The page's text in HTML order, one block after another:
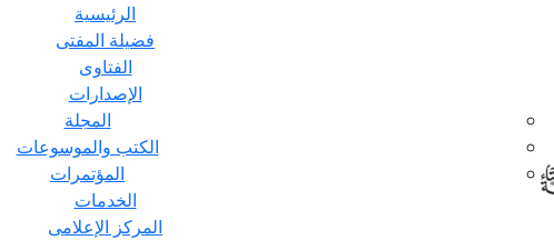
الرئيسية
فضيلة المفتى
الفتاوى
الإصدارات
المجلة
الكتب والموسوعات
المؤتمرات
الخدمات
المركز الإعلامى